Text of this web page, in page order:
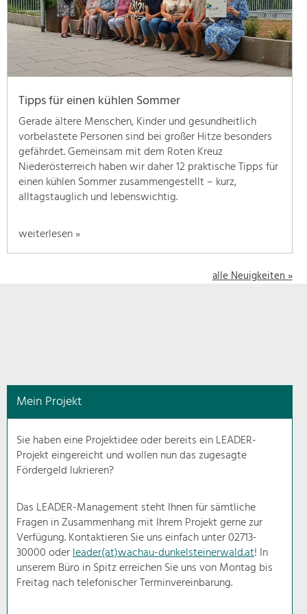
geben
wir
hier
eine
Übersicht
unsere
Themenschwerpunkte.
Für
mehr
Informationen
einfach
das
schon
Natur- &
Landschaftsschutz
Pflege, Regulierung und
Weiterentwicklung.
Ortsbild, Baukultur und nachhaltiges
Siedlungswesen.
Land- & Forstwirtschaft
Bewirtschaftung und Pflege der
Kulturlandschaft.
Tipps für einen kühlen Sommer
Gerade ältere Menschen, Kinder und gesundheitlich
vorbelastete Personen sind bei großer Hitze besonders
gefährdet. Gemeinsam mit dem Roten Kreuz
Niederösterreich haben wir daher 12 praktische Tipps für
einen kühlen Sommer zusammengestellt – kurz,
alltagstauglich und lebenswichtig.
weiterlesen »
alle Neuigkeiten »
Mein Projekt
Sie haben eine Projektidee oder bereits ein LEADER-
Projekt eingereicht und wollen nun das zugesagte
Fördergeld lukrieren?
Das LEADER-Management steht Ihnen für sämtliche
Fragen in Zusammenhang mit Ihrem Projekt gerne zur
Verfügung. Kontaktieren Sie uns einfach unter 02713-
30000 oderleader(at)wachau-dunkelsteinerwald.at! In
unserem Büro in Spitz erreichen Sie uns von Montag bis
Freitag nach telefonischer Terminvereinbarung.